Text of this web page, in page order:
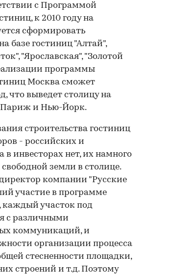
с Программой
к 2010 году на
сформировать
базе гостиниц "Алтай",
"Ярославская", "Золотой
программы
Москва сможет
что выведет столицу на
Париж и Нью-Йорк.
строительства гостиниц
- российских и
инвесторах нет, их намного
земли в столице.
компании "Русские
участие в программе
каждый участок под
с различными
коммуникаций, и
организации процесса
стесненности площадки,
строений и т.д. Поэтому